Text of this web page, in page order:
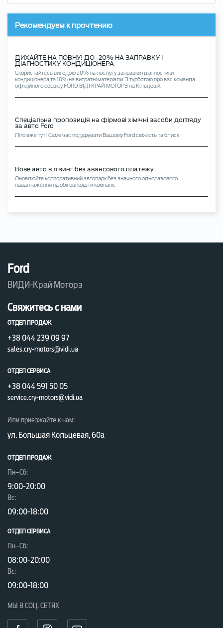
Рекомендуем к прочтению
ДИХАЙТЕ НА ПОВНУ! ДО -20% НА ЗАПРАВКУ І
ДІАГНОСТИКУ КОНДИЦІОНЕРА
Скористайтесь вигодою 20% на послугу заправки і діагностики
кондиціонера та 10% на витратні матеріали. З турботою про вас команда
офіційного сервісу FORD ВІДІ КРАЙ МОТОРЗ на Кільцевій.
Спеціальна пропозиція на фірмові хімічні засоби догляду
за авто Ford
Літо вже тут! Саме час подарувати Вашому Ford свіжість та блиск.
Нове авто в лізинг без авансового платежу
Оновлюйте корпоративний автопарк без значного одноразового
навантаження на обігові кошти компанії.
Ford
ВИДИ-Край Моторз
Свяжитесь с нами
ОТДЕЛ ПРОДАЖ
+38 044 239 09 97
sales.cry-motors@vidi.ua
ОТДЕЛ СЕРВИСА
+38 044 591 50 05
service.cry-motors@vidi.ua
Или приезжайте к нам:
ул. Большая Кольцевая, 60а
ОТДЕЛ ПРОДАЖ
Пн–Сб:
9:00-20:00
Вc:
09:00-18:00
ОТДЕЛ CЕРВИСА
Пн–Сб:
08:00-20:00
Вc:
09:00-18:00
МЫ В СОЦ. СЕТЯХ